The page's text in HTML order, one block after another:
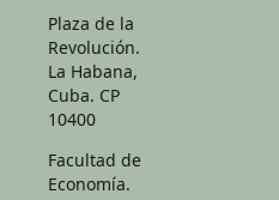
Plaza de la
Revolución.
La Habana,
Cuba. CP
10400
Facultad de
Economía.